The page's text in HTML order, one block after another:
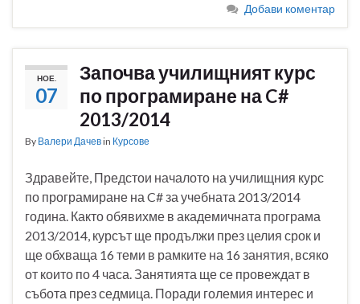
Добави коментар
НОЕ.
07
Започва училищният курс
по програмиране на C#
2013/2014
By Валери Дачевin Курсове
Здравейте, Предстои началото на училищния курс
по програмиране на C# за учебната 2013/2014
година. Както обявихме в академичната програма
2013/2014, курсът ще продължи през целия срок и
ще обхваща 16 теми в рамките на 16 занятия, всяко
от които по 4 часа. Занятията ще се провеждат в
събота през седмица. Поради големия интерес и